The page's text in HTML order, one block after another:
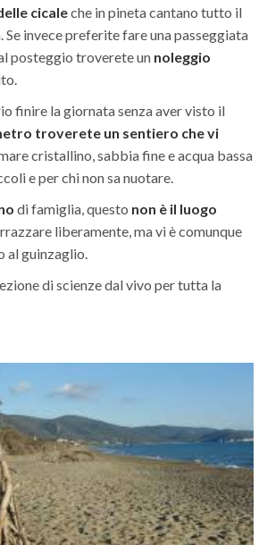
cicaleche in pineta cantano tutto il
Se invece preferite fare una passeggiata
posteggio troverete un noleggio
finire la giornata senza aver visto il
troverete un sentiero che vi
cristallino, sabbia fine e acqua bassa
e per chi non sa nuotare.
di famiglia, questo non è il luogo
liberamente, ma vi è comunque
al guinzaglio.
di scienze dal vivo per tutta la